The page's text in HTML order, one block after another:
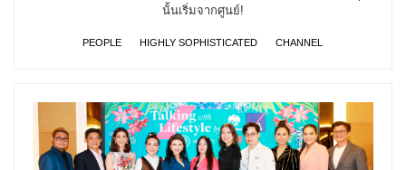
นั้นเริ่มจากศูนย์!
PEOPLE HIGHLY SOPHISTICATED CHANNEL